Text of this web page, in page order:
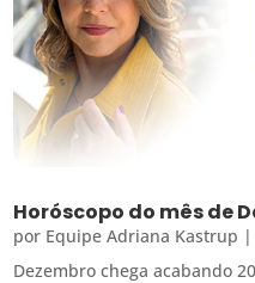
Horóscopo do mês de
por Equipe Adriana Kastrup
Dezembro chega acabando